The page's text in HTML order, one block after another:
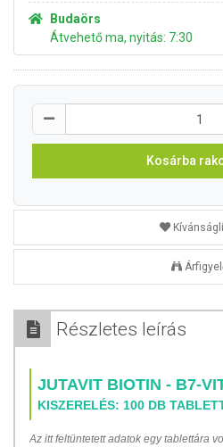
Budaörs
Átvehető ma, nyitás: 7:30
Kosárba
Részletes leírás
JUTAVIT BIOTIN - B7-
KISZERELÉS: 100 DB
Az itt feltüntetett adatok egy tablettára